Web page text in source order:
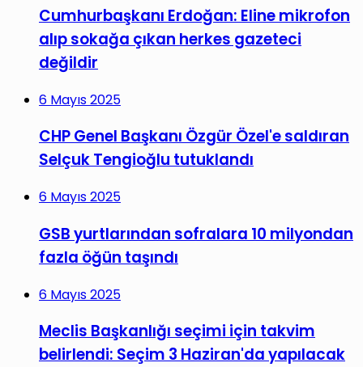
Cumhurbaşkanı Erdoğan: Eline mikrofon
alıp sokağa çıkan herkes gazeteci
değildir
6 Mayıs 2025
CHP Genel Başkanı Özgür Özel'e saldıran
Selçuk Tengioğlu tutuklandı
6 Mayıs 2025
GSB yurtlarından sofralara 10 milyondan
fazla öğün taşındı
6 Mayıs 2025
Meclis Başkanlığı seçimi için takvim
belirlendi: Seçim 3 Haziran'da yapılacak